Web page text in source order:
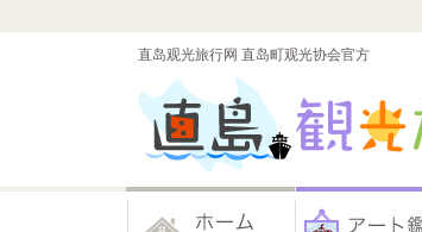
直岛观光旅行网 直岛町观光协会官方